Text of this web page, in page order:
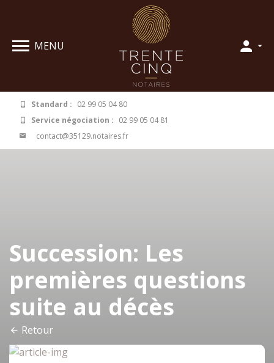
MENU
Standard : 02 99 05 04 80
Service négociation : 02 99 05 04 81
contact@35129.notaires.fr
Succession: Les
premières questions
suite au décès
Retour
Panneau de gestion des cookies